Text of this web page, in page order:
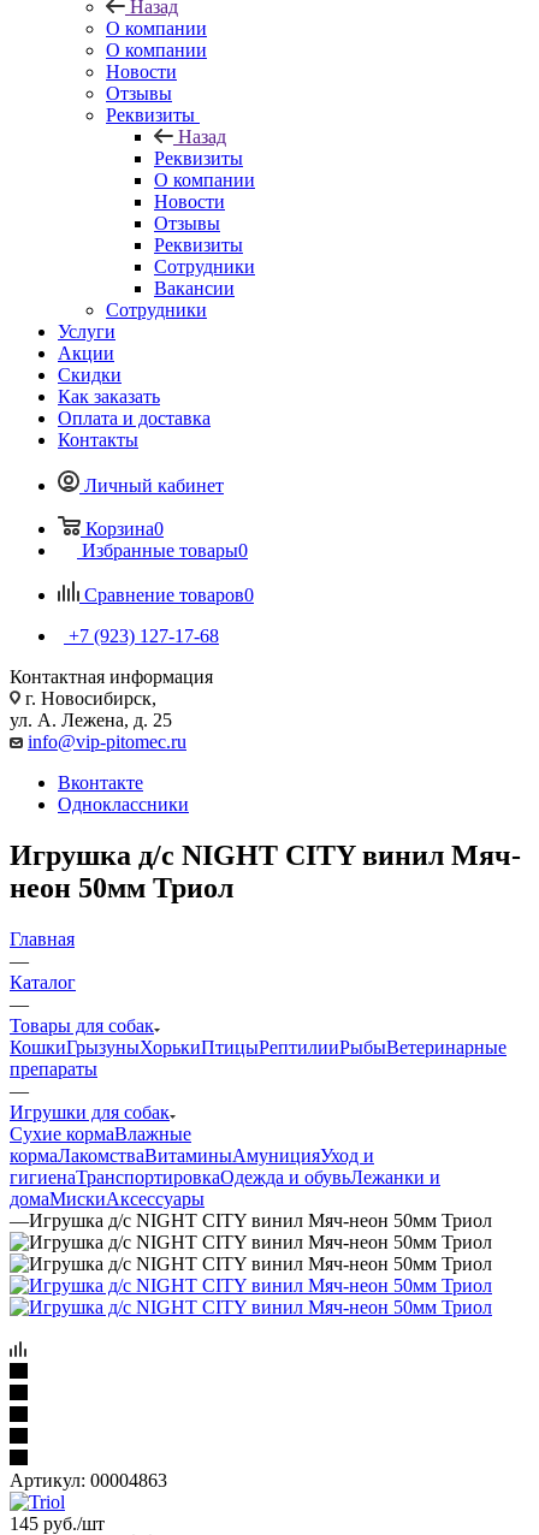
Назад
О компании
О компании
Новости
Отзывы
Реквизиты
Назад
Реквизиты
О компании
Новости
Отзывы
Реквизиты
Сотрудники
Вакансии
Сотрудники
Услуги
Акции
Скидки
Как заказать
Оплата и доставка
Контакты
Личный кабинет
Корзина0
Избранные товары0
Сравнение товаров0
+7 (923) 127-17-68
Контактная информация
г. Новосибирск,
ул. А. Лежена, д. 25
info@vip-pitomec.ru
Вконтакте
Одноклассники
Игрушка д/с NIGHT CITY винил Мяч-
неон 50мм Триол
Главная
—
Каталог
—
Товары для собак
КошкиГрызуныХорькиПтицыРептилииРыбыВетеринарные
препараты
—
Игрушки для собак
Сухие кормаВлажные
кормаЛакомстваВитаминыАмуницияУход и
гигиенаТранспортировкаОдежда и обувьЛежанки и
домаМискиАксессуары
—Игрушка д/с NIGHT CITY винил Мяч-неон 50мм Триол
Артикул: 00004863
145 руб./шт